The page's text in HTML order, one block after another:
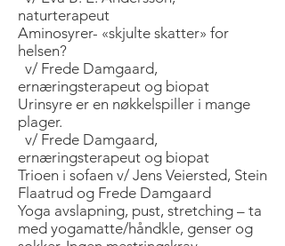
naturterapeut
Aminosyrer- «skjulte skatter» for
helsen?
v/ Frede Damgaard,
ernæringsterapeut og biopat
Urinsyre er en nøkkelspiller i mange
plager.
v/ Frede Damgaard,
ernæringsterapeut og biopat
Trioen i sofaen v/ Jens Veiersted, Stein
Flaatrud og Frede Damgaard
Yoga avslapning, pust, stretching – ta
med yogamatte/håndkle, genser og